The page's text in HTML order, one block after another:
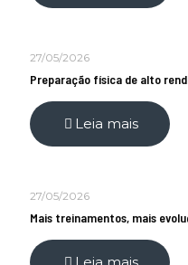
27/05/2026
Preparação física de alto
Leia mais
27/05/2026
Mais treinamentos, mais